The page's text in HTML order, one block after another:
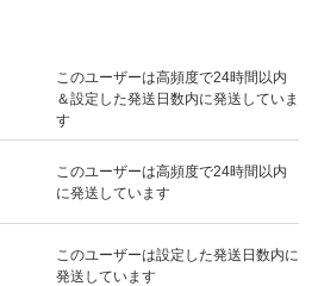
このユーザーは高頻度で24時間以内
＆設定した発送日数内に発送していま
す
このユーザーは高頻度で24時間以内
に発送しています
このユーザーは設定した発送日数内に
発送しています
いいね！
25,600